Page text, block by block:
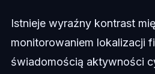
Istnieje wyraźny kontrast
monitorowaniem lokalizacji
świadomością aktywności